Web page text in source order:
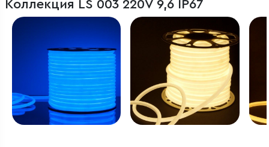
Коллекция LS 003 220V 9,6 IP67